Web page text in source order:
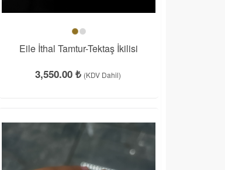
Eile İthal Tamtur-Tektaş İkilisi
3,550.00 ₺ (KDV Dahil)